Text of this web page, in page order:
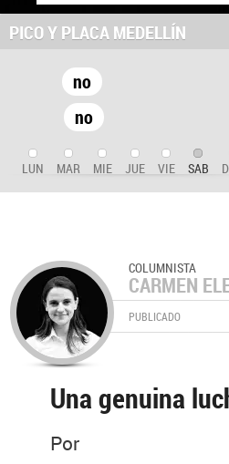
PICO Y PLACA MEDELLÍN
no
no
LUN MAR MIE JUE VIE SAB
COLUMNISTA
CARMEN
PUBLICADO
Una genuina
Por